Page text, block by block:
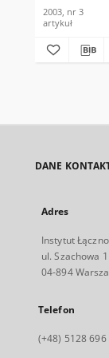
2003, nr 3
artykuł
DANE
Adres
Instytut
ul. Szachowa 1
04-894
Telefon
(+48) 5128 696